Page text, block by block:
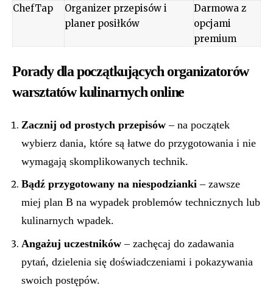
ChefTap
Organizer przepisów i
planer posiłków
Darmowa z
opcjami
premium
Porady dla początkujących organizatorów
warsztatów kulinarnych online
Zacznij od prostych przepisów – na początek
wybierz dania, które są łatwe do przygotowania i nie
wymagają skomplikowanych technik.
Bądź przygotowany na niespodzianki – zawsze
miej plan B na wypadek problemów technicznych lub
kulinarnych wpadek.
Angażuj uczestników – zachęcaj do zadawania
pytań, dzielenia się doświadczeniami i pokazywania
swoich postępów.